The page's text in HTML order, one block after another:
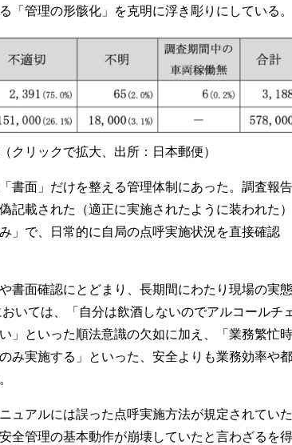
「管理の形骸化」を克明に浮き彫りにしている。
（クリックで拡大、出所：日本郵便）
書面」だけを整える管理体制にあった。調査報告
記載された（適正に実施されたように装われた）
」で、日常的に自局の点呼実施状況を直接確認
書面確認にとどまり、長期間にわたり現場の実態
いては、「自分は飲酒しないのでアルコールチ
」といった順法意識の欠如に加え、「業務繁忙時
み実施する」といった、安全よりも業務効率や都
ュアルには誤った点呼実施方法が規定されていた
全管理の基本動作が崩壊していたと言わざるを得